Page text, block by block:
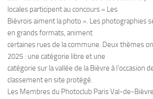
locales participent au concours « Les
Biévrois aiment la photo ». Les photographies
en grands formats, animent
certaines rues de la commune. Deux thèmes
2025 : une catégorie libre et une
catégorie sur la vallée de la Bièvre à l’occasion
classement en site protégé.
Les Membres du Photoclub Paris Val-de-